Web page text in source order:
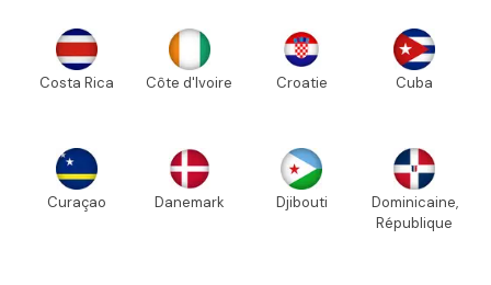
Costa Rica Côte d'Ivoire Croatie Cuba
Curaçao Danemark Djibouti
Dominicaine,
République